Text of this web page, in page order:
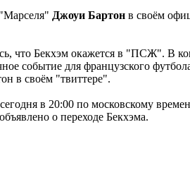
Джоуи Бартон в своём
что Бекхэм окажется в "ПСЖ". В
событие для французского
в своём "твиттере".
в 20:00 по московскому
о переходе Бекхэма.